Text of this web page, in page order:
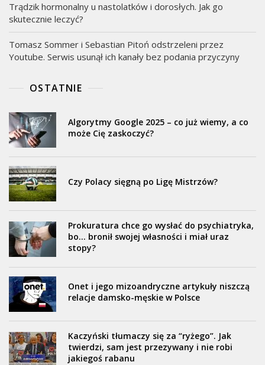
Trądzik hormonalny u nastolatków i dorosłych. Jak go
skutecznie leczyć?
Tomasz Sommer i Sebastian Pitoń odstrzeleni przez
Youtube. Serwis usunął ich kanały bez podania przyczyny
OSTATNIE
Algorytmy Google 2025 – co już wiemy, a co
może Cię zaskoczyć?
Czy Polacy sięgną po Ligę Mistrzów?
Prokuratura chce go wysłać do psychiatryka,
bo… bronił swojej własności i miał uraz
stopy?
Onet i jego mizoandryczne artykuły niszczą
relacje damsko-męskie w Polsce
Kaczyński tłumaczy się za “ryżego”. Jak
twierdzi, sam jest przezywany i nie robi
jakiegoś rabanu